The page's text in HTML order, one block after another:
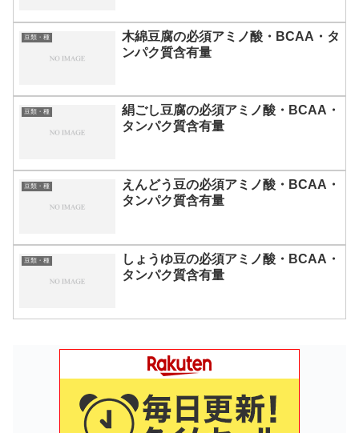
豆類・種
木綿豆腐の必須アミノ酸・BCAA・タ
ンパク質含有量
豆類・種
絹ごし豆腐の必須アミノ酸・BCAA・
タンパク質含有量
豆類・種
えんどう豆の必須アミノ酸・BCAA・
タンパク質含有量
豆類・種
しょうゆ豆の必須アミノ酸・BCAA・
タンパク質含有量